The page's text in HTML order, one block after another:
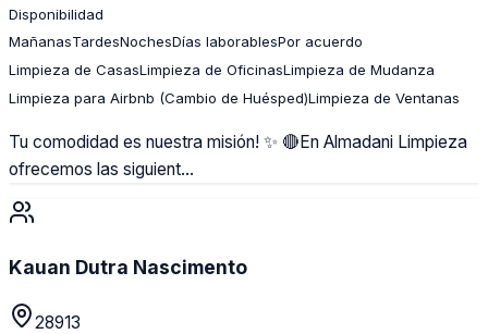
Disponibilidad
MañanasTardesNochesDías laborablesPor acuerdo
Limpieza de CasasLimpieza de OficinasLimpieza de Mudanza
Limpieza para Airbnb (Cambio de Huésped)Limpieza de Ventanas
Tu comodidad es nuestra misión! ✨ 🔴En Almadani Limpieza
ofrecemos las siguient...
Kauan Dutra Nascimento
28913